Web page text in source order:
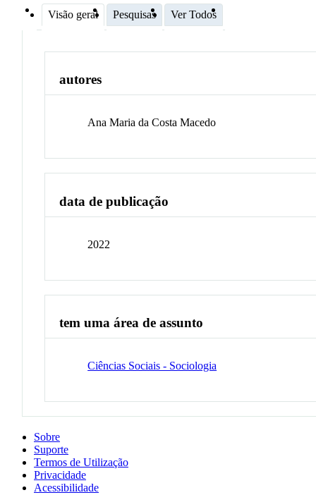
Visão geral Pesquisas Ver Todos
autores
Ana Maria da Costa Macedo
data de publicação
2022
tem uma área de assunto
Ciências Sociais - Sociologia
Sobre
Suporte
Termos de Utilização
Privacidade
Acessibilidade